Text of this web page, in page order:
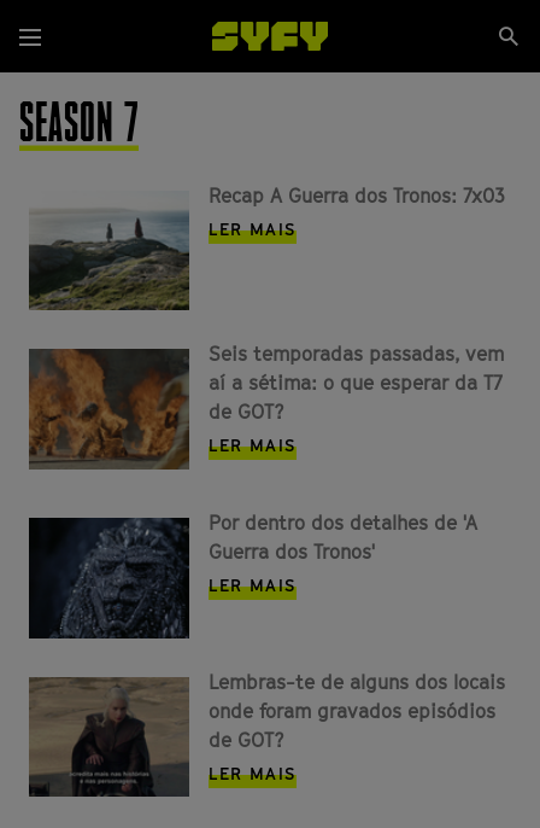
para
o
conteúdo
principal
Menu
SEASON 7
Recap A Guerra dos Tronos: 7x03
LER MAIS
Seis temporadas passadas, vem
aí a sétima: o que esperar da T7
de GOT?
LER MAIS
Por dentro dos detalhes de 'A
Guerra dos Tronos'
LER MAIS
Lembras-te de alguns dos locais
onde foram gravados episódios
de GOT?
LER MAIS